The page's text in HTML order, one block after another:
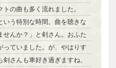
の曲も多く流れました。
いう特別な時間。曲を聴きな
せんか？」と剣さん。おふた
っていました。が、やはりす
さんも車好き過ぎますね。